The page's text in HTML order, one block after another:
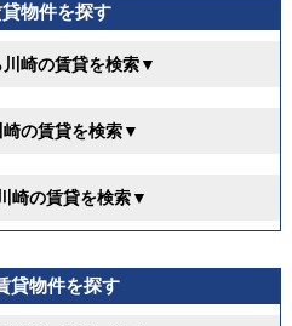
物件を探す
崎の賃貸を検索▼
の賃貸を検索▼
崎の賃貸を検索▼
貸物件を探す